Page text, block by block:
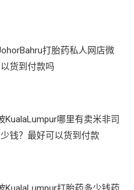
打胎药私人网店微
货到付款吗
KualaLumpur哪里有卖米非司
钱？最好可以货到付款